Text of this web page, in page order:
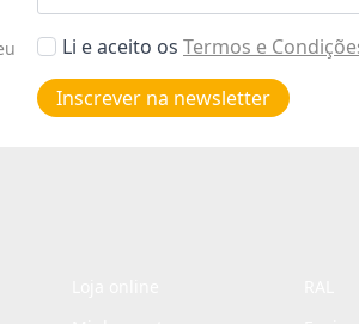
Aceitar
de
privacidade
Li e aceito os Termos e
Inscrever na newsletter